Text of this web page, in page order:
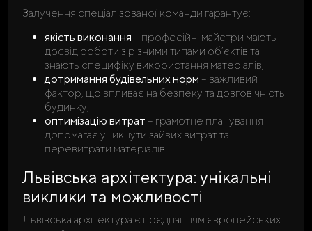
Залучення спеціалізованої команди гарантує:
якість виконання – професійні майстри мають
досвід роботи з різними типами об’єктів та
знають специфіку використання матеріалів;
дотримання будівельних норм – важливий
фактор, що впливає на безпеку та довговічність
будинку;
оптимізацію витрат – грамотне планування
допомагає уникнути зайвих витрат та
перевитрати матеріалів.
Львівська архітектура: унікальні
виклики та можливості
Львівська архітектура є поєднанням європейських